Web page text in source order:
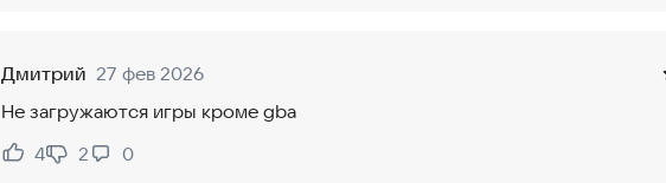
Дмитрий 27 фев 2026
Не загружаются игры кроме gba
Нравится:
4
Не нравится:
2 0